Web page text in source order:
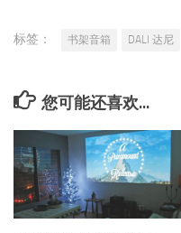
标签： 书架音箱 DALI 达尼
您可能还喜欢...